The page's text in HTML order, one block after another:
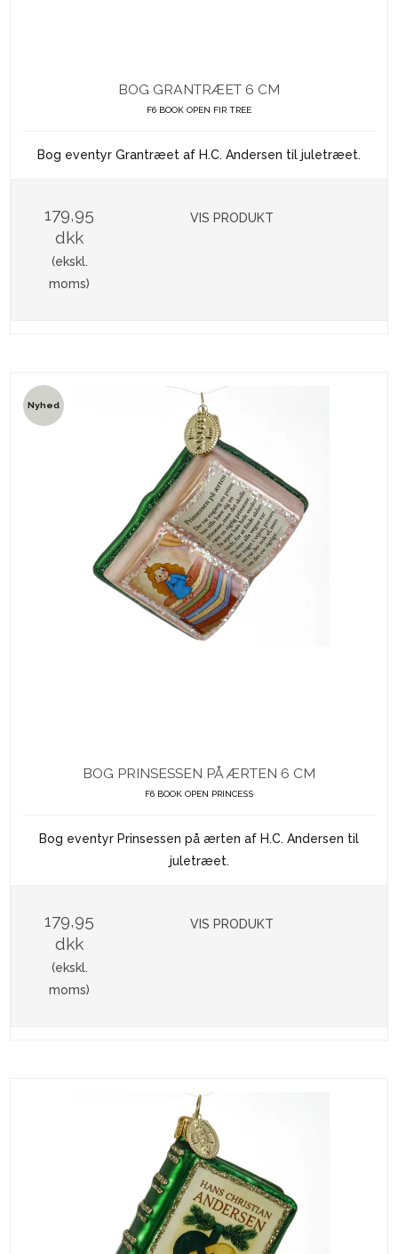
BOG GRANTRÆET 6 CM
F6 BOOK OPEN FIR TREE
Bog eventyr Grantræet af H.C. Andersen til juletræet.
179,95
dkk
(ekskl.
moms)
VIS PRODUKT
Nyhed
BOG PRINSESSEN PÅ ÆRTEN 6 CM
F6 BOOK OPEN PRINCESS
Bog eventyr Prinsessen på ærten af H.C. Andersen til
juletræet.
179,95
dkk
(ekskl.
moms)
VIS PRODUKT